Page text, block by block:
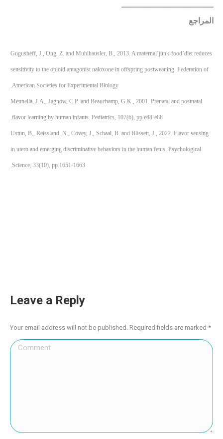
ـــــــــــــــــــــــــــــــــــــ
المراجع
Gugusheff, J., Ong, Z. and Muhlhausler, B., 2013. A maternal’junk-food’diet reduces
sensitivity to the opioid antagonist naloxone in offspring postweaning. Federation of
American Societies for Experimental Biology.
Mennella, J.A., Jagnow, C.P. and Beauchamp, G.K., 2001. Prenatal and postnatal
flavor learning by human infants. Pediatrics, 107(6), pp.e88-e88.
Ustun, B., Reissland, N., Covey, J., Schaal, B. and Blissett, J., 2022. Flavor sensing
in utero and emerging discriminative behaviors in the human fetus. Psychological
Science, 33(10), pp.1651-1663.
Leave a Reply
Your email address will not be published. Required fields are marked *
Comment